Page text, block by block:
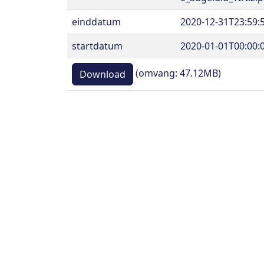
einddatum
2020-12-
startdatum
2020-01-
Download (omvang: 47.12MB)